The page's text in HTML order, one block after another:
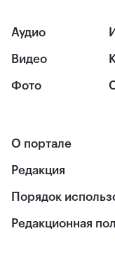
Аудио
Видео
Фото
О портале
Редакция
Порядок
Редакционная